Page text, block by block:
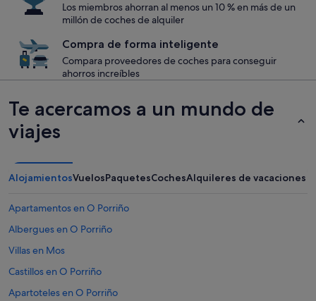
Los miembros ahorran al menos un 10 % en más de un
millón de coches de alquiler
Compra de forma inteligente
Compara proveedores de coches para conseguir
ahorros increíbles
Te acercamos a un mundo de
viajes
AlojamientosVuelosPaquetesCochesAlquileres de vacaciones
Apartamentos en O Porriño
Albergues en O Porriño
Villas en Mos
Castillos en O Porriño
Apartoteles en O Porriño